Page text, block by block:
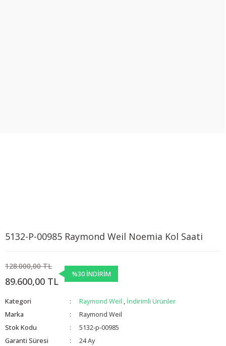
5132-P-00985 Raymond Weil Noemia Kol Saati
128.000,00 TL
89.600,00 TL
%30 İNDİRİM
Kategori Raymond Weil , İndirimli Ürünler
Marka
Raymond Weil
Stok Kodu
5132-p-00985
Garanti Süresi
24 Ay